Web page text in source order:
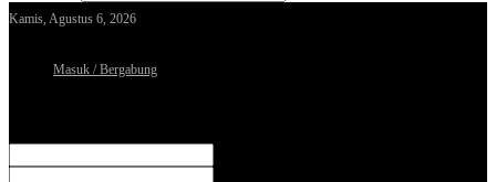
Kamis, Agustus 6, 2026
Masuk / Bergabung